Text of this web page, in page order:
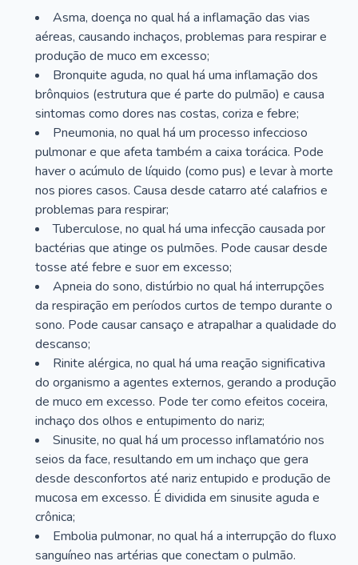
Asma, doença no qual há a inflamação das vias
aéreas, causando inchaços, problemas para respirar e
produção de muco em excesso;
Bronquite aguda, no qual há uma inflamação dos
brônquios (estrutura que é parte do pulmão) e causa
sintomas como dores nas costas, coriza e febre;
Pneumonia, no qual há um processo infeccioso
pulmonar e que afeta também a caixa torácica. Pode
haver o acúmulo de líquido (como pus) e levar à morte
nos piores casos. Causa desde catarro até calafrios e
problemas para respirar;
Tuberculose, no qual há uma infecção causada por
bactérias que atinge os pulmões. Pode causar desde
tosse até febre e suor em excesso;
Apneia do sono, distúrbio no qual há interrupções
da respiração em períodos curtos de tempo durante o
sono. Pode causar cansaço e atrapalhar a qualidade do
descanso;
Rinite alérgica, no qual há uma reação significativa
do organismo a agentes externos, gerando a produção
de muco em excesso. Pode ter como efeitos coceira,
inchaço dos olhos e entupimento do nariz;
Sinusite, no qual há um processo inflamatório nos
seios da face, resultando em um inchaço que gera
desde desconfortos até nariz entupido e produção de
mucosa em excesso. É dividida em sinusite aguda e
crônica;
Embolia pulmonar, no qual há a interrupção do fluxo
sanguíneo nas artérias que conectam o pulmão.